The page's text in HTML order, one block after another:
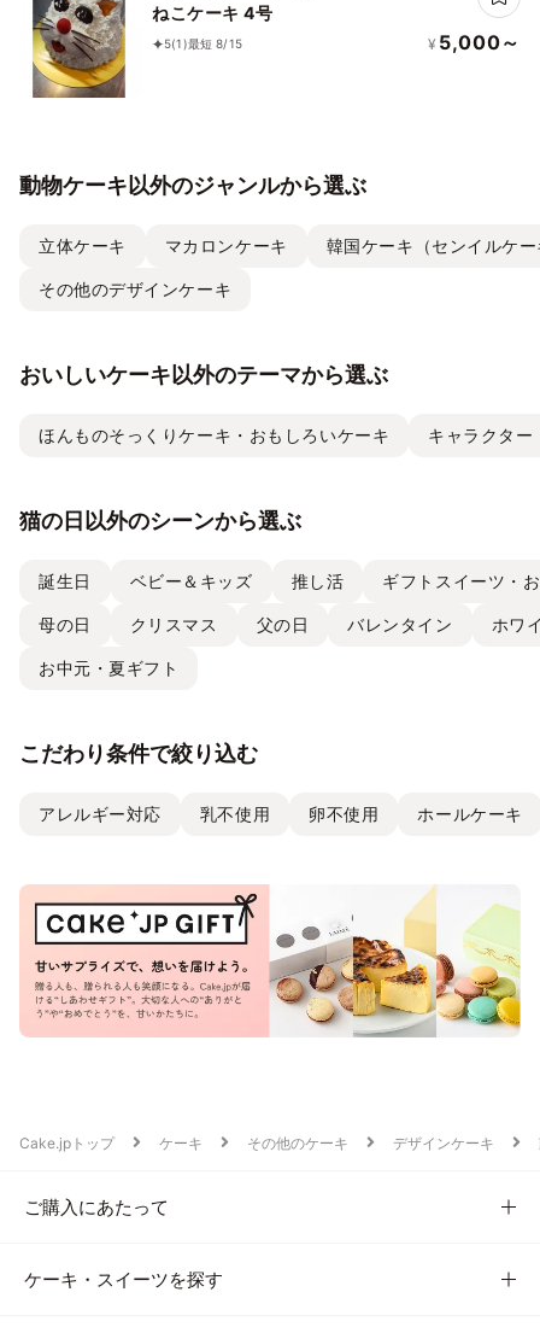
ねこケーキ 4号
5(1)最短 8/15 ¥ 5,000～
動物ケーキ以外のジャンルから選ぶ
立体ケーキ マカロンケーキ 韓国ケーキ（センイルケ
その他のデザインケーキ
おいしいケーキ以外のテーマから選ぶ
ほんものそっくりケーキ・おもしろいケーキ キャラクター
猫の日以外のシーンから選ぶ
誕生日 ベビー＆キッズ 推し活 ギフトスイーツ・
母の日 クリスマス 父の日 バレンタイン ホワ
お中元・夏ギフト
こだわり条件で絞り込む
アレルギー対応 乳不使用 卵不使用 ホールケーキ
Cake.jpトップ ケーキ その他のケーキ デザインケーキ
ご購入にあたって
ケーキ・スイーツを探す